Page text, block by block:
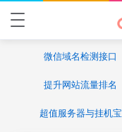
微信域名检测接口
提升网站流量排名
超值服务器与挂机宝